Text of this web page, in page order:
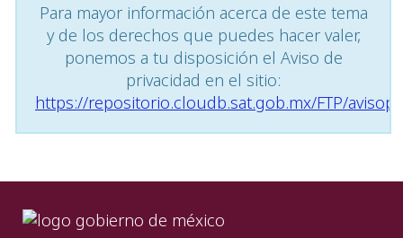
Para mayor información acerca de este tema
y de los derechos que puedes hacer valer,
ponemos a tu disposición el Aviso de
privacidad en el sitio:
https://repositorio.cloudb.sat.gob.mx/FTP/